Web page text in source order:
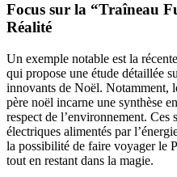
Focus sur la “Traîneau
Réalité
Un exemple notable est la
qui propose une étude détaillée
innovants de Noël. Notamment,
père noël incarne une synthèse
respect de l’environnement. Ces
électriques alimentés par
la possibilité de faire voyager le
tout en restant dans la magie.